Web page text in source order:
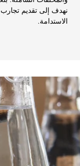
نهدف إلى تقديم
الاستدامة.